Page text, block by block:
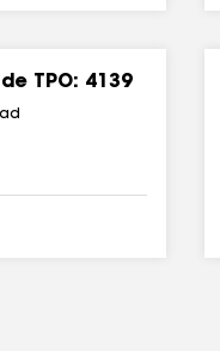
TPO: 4139